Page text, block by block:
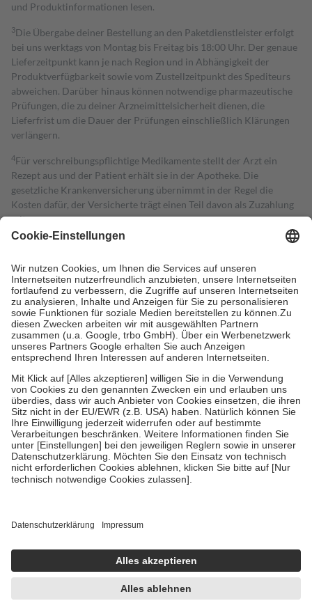
und Produktinformationen lesen.
3Die Übergabe deiner Bestellung an den Paketdienstleister erfolgt
bei uns werktags von Montag bis Freitag bis 18:00 Uhr. Der genaue
Lieferzeitpunkt kann je nach Region und in Abhängigkeit der
Produktverfügbarkeit sowie vom Zustellzeitpunkt des Spediteurs
abweichen. Darüber hinaus können notwendige pharmazeutische
Prüfungen, die zu deiner Arzneimittelsicherheit dienen, die
Lieferfrist um die Dauer der Prüfungen einschließlich Klärungen
verlängern.
4Für verschreibungspflichtige Medikamente stellt der Arzt ein
Rezept aus und der Patient erhält sie in der Apotheke. Die
gesetzliche Krankenversicherung übernimmt in der Regel die
Kosten dafür, der Versicherte trägt einen Teil davon als Zuzahlung
mit.
Grundsätzlich leisten Mitglieder Zuzahlungen in Höhe von zehn
höchstens zehn Euro.
Es sind jedoch nie mehr als die tatsächlichen
Kosten der Leistung zu entrichten.
Diese Regeln gelten grundsätzlich auch für Online-Apotheken.
Bei Heilmitteln und häuslicher Krankenpflege beträgt die
Zuzahlung zehn Prozent der Kosten sowie zehn Euro je
Verordnung.
Um das Engagement der Versicherten für ihre eigene Gesundheit zu
stärken und die besondere Stellung der Familie zu unterstützen,
fallenkeine Zuzahlungenan bei:
• Kindern und Jugendlichen bis zum vollendeten 18. Lebensjahr
mit Ausnahme der Fahrkosten
• Untersuchungen zur Vorsorge und Früherkennung, die von der
GKV getragen werden
• empfohlenen Schutzimpfungen
• Harn- und Blutteststreifen
getroffen, um sicherzustellen, dass es sich um echte Bewertungen
https://help.etrusted.com/hc/de/articles/4419944605341
Einige Bilder und Inhalte wurden unter Zuhilfenahme künstlicher